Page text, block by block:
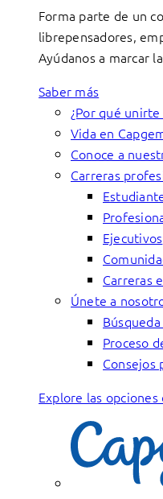
Forma parte de un
librepensadores,
Ayúdanos a marcar
Saber más
¿Por qué
Vida en
Conoce a
Carreras
Ejecutivos
Carreras
Únete a
Proceso
Consejos
Explore las